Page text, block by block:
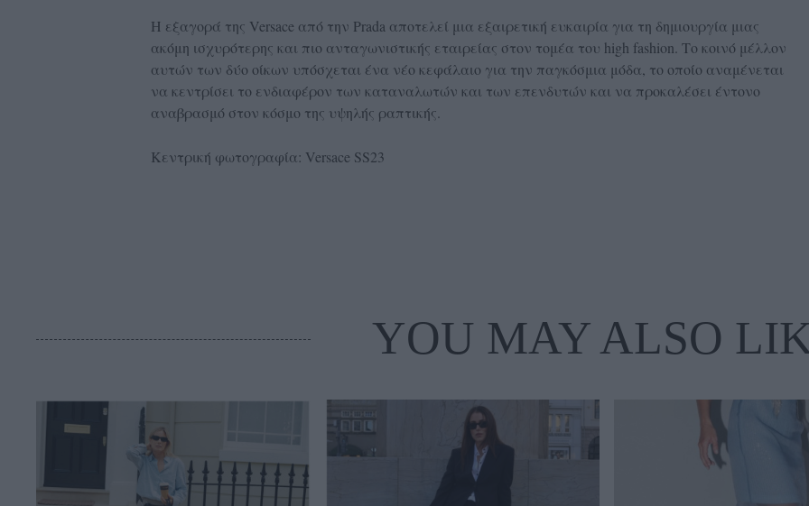
Η εξαγορά της Versace από την Prada αποτελεί μια εξαιρετική ευκαιρία για τη δημιουργία μιας
ακόμη ισχυρότερης και πιο ανταγωνιστικής εταιρείας στον τομέα του high fashion. Το κοινό μέλλον
αυτών των δύο οίκων υπόσχεται ένα νέο κεφάλαιο για την παγκόσμια μόδα, το οποίο αναμένεται
να κεντρίσει το ενδιαφέρον των καταναλωτών και των επενδυτών και να προκαλέσει έντονο
αναβρασμό στον κόσμο της υψηλής ραπτικής.
Κεντρική φωτογραφία: Versace SS23
YOU MAY ALSO